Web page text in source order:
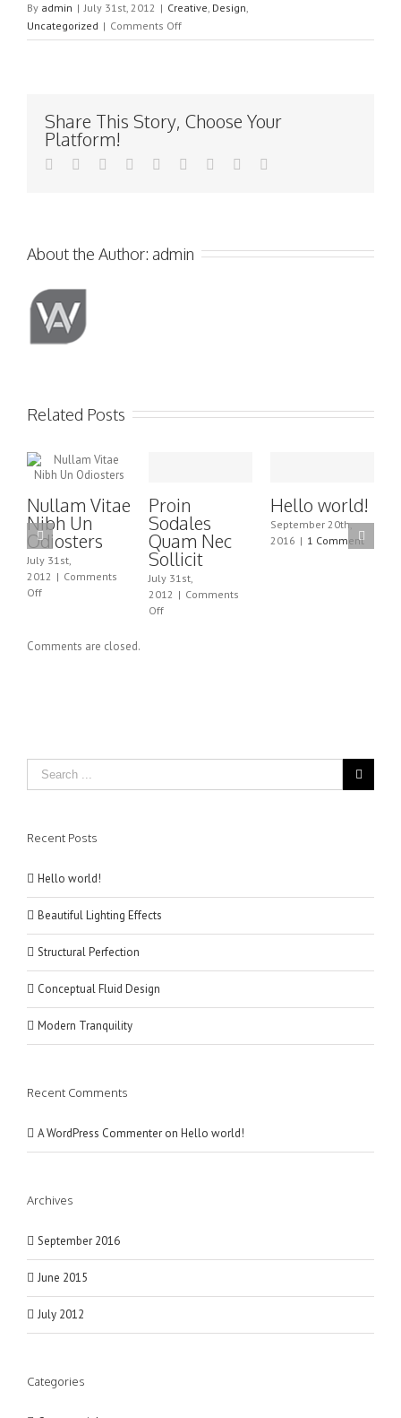
By admin | July 31st, 2012 | Creative, Design,
Uncategorized | Comments Offon
Praesent
Share This Story, Choose Your
Platform!
About the Author: admin
Related Posts
Nullam Vitae
Nibh Un
Odiosters
July 31st,
2012 | Comments
Offon
Proin
Sodales
Quam Nec
Sollicit
July 31st,
2012 | Comments
Offon
Hello world!
September 20th,
2016 | 1 Comment
Comments are closed.
Recent Posts
Hello world!
Beautiful Lighting Effects
Structural Perfection
Conceptual Fluid Design
Modern Tranquility
Recent Comments
A WordPress Commenter on Hello world!
Archives
September 2016
June 2015
July 2012
Categories